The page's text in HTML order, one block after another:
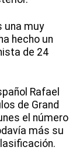
una muy
hecho un
de 24
Rafael
de Grand
el número
más su